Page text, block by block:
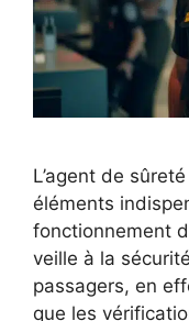
L’agent de
éléments
fonctionnement
veille à la
passagers, en
que les